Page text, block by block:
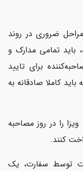
ضروری در روند
باید تمامی مدارک و
برای تایید
کاملا صادقانه به
را در روز مصاحبه
توسط سفارت، یک